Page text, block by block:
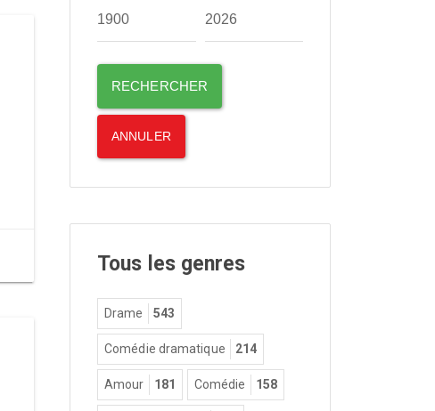
Tous les genres
Drame 543
Comédie dramatique 214
Amour 181 Comédie 158